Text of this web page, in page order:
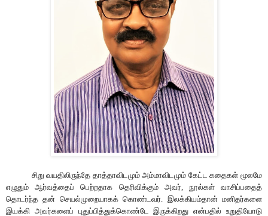
சிறு வயதிலிருந்தே தாத்தாவிடமும் அம்மாவிடமும் கேட்ட கதைகள் மூலமே
எழுதும்
ஆர்வத்தைப் பெற்றதாக தெரிவிக்கும் அவர் நூல்கள்
வாசிப்பதைத்
தொடர்ந்த தன் செயல்முறையாகக் கொண்டவர் இலக்கியம்தான் மனிதர்களை
இயக்கி அவர்களைப் புதுப்பித்துக்கொண்டே இருக்கிறது என்பதில்
உறுதியோடு